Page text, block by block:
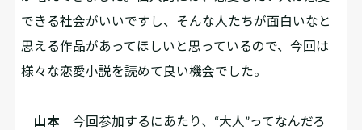
できる社会がいいですし、そんな人たちが面白いなと
思える作品があってほしいと思っているので、今回は
様々な恋愛小説を読めて良い機会でした。
山本 今回参加するにあたり、“大人”ってなんだろ